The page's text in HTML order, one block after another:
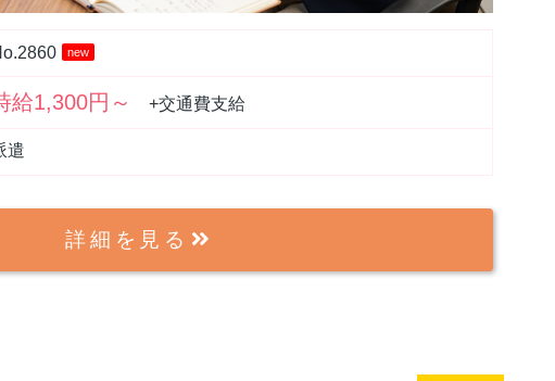
new
給1,300円～ +交通費支給
遣
詳細を見る